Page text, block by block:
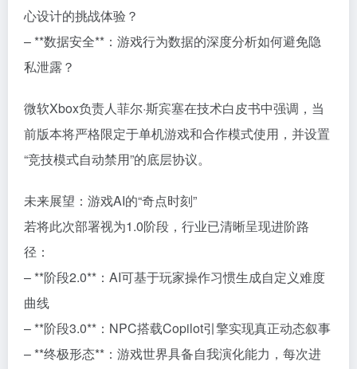
心设计的挑战体验？
– **数据安全**：游戏行为数据的深度分析如何避免隐
私泄露？
微软Xbox负责人菲尔·斯宾塞在技术白皮书中强调，当
前版本将严格限定于单机游戏和合作模式使用，并设置
“竞技模式自动禁用”的底层协议。
未来展望：游戏AI的“奇点时刻”
若将此次部署视为1.0阶段，行业已清晰呈现进阶路
径：
– **阶段2.0**：AI可基于玩家操作习惯生成自定义难度
曲线
– **阶段3.0**：NPC搭载Copilot引擎实现真正动态叙事
– **终极形态**：游戏世界具备自我演化能力，每次进